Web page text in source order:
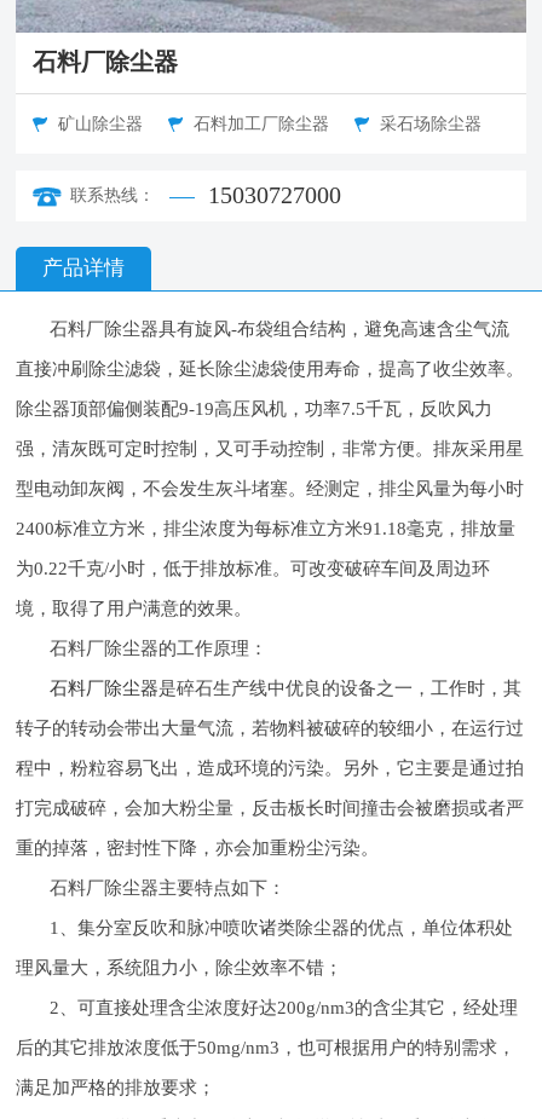
石料厂除尘器
矿山除尘器 石料加工厂除尘器 采石场除尘器
联系热线： 15030727000
产品详情
石料厂除尘器具有旋风-布袋组合结构，避免高速含尘气流
直接冲刷除尘滤袋，延长除尘滤袋使用寿命，提高了收尘效率。
除尘器顶部偏侧装配9-19高压风机，功率7.5千瓦，反吹风力
强，清灰既可定时控制，又可手动控制，非常方便。排灰采用星
型电动卸灰阀，不会发生灰斗堵塞。经测定，排尘风量为每小时
2400标准立方米，排尘浓度为每标准立方米91.18毫克，排放量
为0.22千克/小时，低于排放标准。可改变破碎车间及周边环
境，取得了用户满意的效果。
石料厂除尘器的工作原理：
石料厂除尘器是碎石生产线中优良的设备之一，工作时，其
转子的转动会带出大量气流，若物料被破碎的较细小，在运行过
程中，粉粒容易飞出，造成环境的污染。另外，它主要是通过拍
打完成破碎，会加大粉尘量，反击板长时间撞击会被磨损或者严
重的掉落，密封性下降，亦会加重粉尘污染。
石料厂除尘器主要特点如下：
1、集分室反吹和脉冲喷吹诸类除尘器的优点，单位体积处
理风量大，系统阻力小，除尘效率不错；
2、可直接处理含尘浓度好达200g/nm3的含尘其它，经处理
后的其它排放浓度低于50mg/nm3，也可根据用户的特别需求，
满足加严格的排放要求；